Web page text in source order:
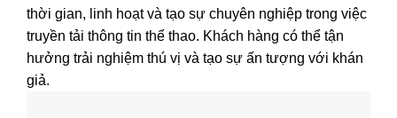
thời gian, linh hoạt và tạo sự chuyên nghiệp trong việc
truyền tải thông tin thể thao. Khách hàng có thể tận
hưởng trải nghiệm thú vị và tạo sự ấn tượng với khán
giả.